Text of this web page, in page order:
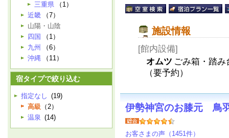
三重県
（1）
近畿
（7）
山陽・山陰
四国
（1）
九州
（6）
沖縄
（11）
宿タイプで絞り込む
指定なし (19)
高級 （2）
温泉 (14)
施設情報
[館内設備]
オムツ ごみ箱・踏
（要予約）
伊勢神宮のお膝元 鳥
お客さまの声（1451件）